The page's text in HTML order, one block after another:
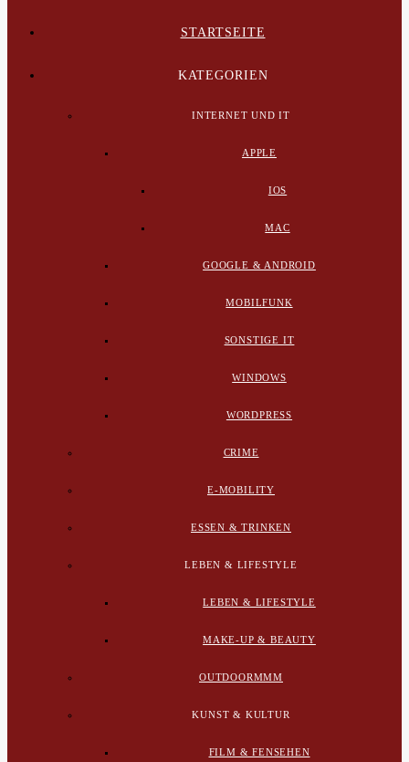
STARTSEITE
KATEGORIEN
INTERNET UND IT
APPLE
IOS
MAC
GOOGLE & ANDROID
MOBILFUNK
SONSTIGE IT
WINDOWS
WORDPRESS
CRIME
E-MOBILITY
ESSEN & TRINKEN
LEBEN & LIFESTYLE
LEBEN & LIFESTYLE
MAKE-UP & BEAUTY
OUTDOORMMM
KUNST & KULTUR
FILM & FENSEHEN